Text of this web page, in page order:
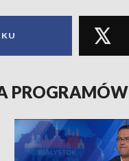
PROGRAMÓW